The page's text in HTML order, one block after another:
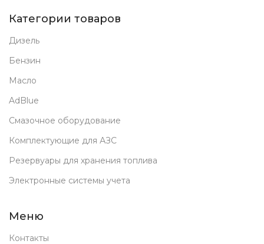
Категории товаров
Дизель
Бензин
Масло
AdBlue
Смазочное оборудование
Комплектующие для АЗС
Резервуары для хранения топлива
Электронные системы учета
Меню
Контакты